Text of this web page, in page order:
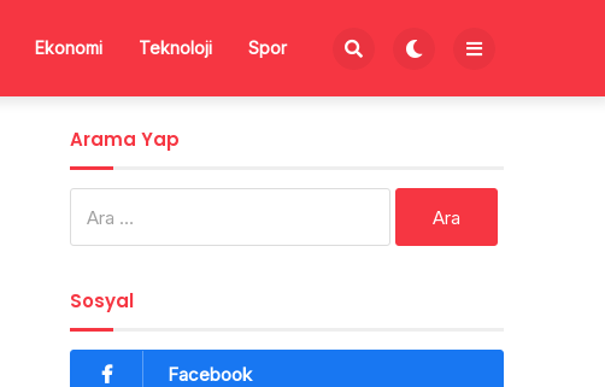
Ekonomi Teknoloji Spor
Arama Yap
Sosyal
Facebook